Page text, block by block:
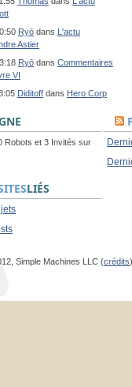
Ryō dans L'actu
Astier
Ryō dans Commentaires
VI
Diditoff dans Hero Corp
Robots et 3 Invités sur
LIÉS
Simple Machines LLC (crédits)